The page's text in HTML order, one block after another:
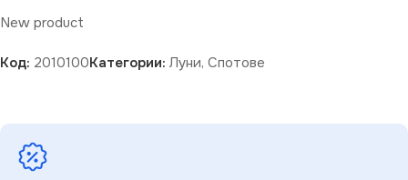
New product
Код: 2010100Категории: Луни, Спотове